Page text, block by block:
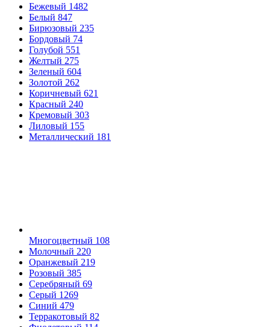
Бежевый 1482
Белый 847
Бирюзовый 235
Бордовый 74
Голубой 551
Желтый 275
Зеленый 604
Золотой 262
Коричневый 621
Красный 240
Кремовый 303
Лиловый 155
Металлический 181
Многоцветный 108
Молочный 220
Оранжевый 219
Розовый 385
Серебряный 69
Серый 1269
Синий 479
Терракотовый 82